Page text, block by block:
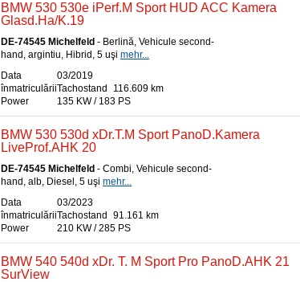
BMW 530 530e iPerf.M Sport HUD ACC Kamera
Glasd.Ha/K.19
DE-74545 Michelfeld - Berlină, Vehicule second-
hand, argintiu, Hibrid, 5 uşi mehr...
Data
înmatriculării
03/2019
Tachostand
116.609 km
Power
135 KW / 183 PS
BMW 530 530d xDr.T.M Sport PanoD.Kamera
LiveProf.AHK 20
DE-74545 Michelfeld - Combi, Vehicule second-
hand, alb, Diesel, 5 uşi mehr...
Data
înmatriculării
03/2023
Tachostand
91.161 km
Power
210 KW / 285 PS
BMW 540 540d xDr. T. M Sport Pro PanoD.AHK 21
SurView